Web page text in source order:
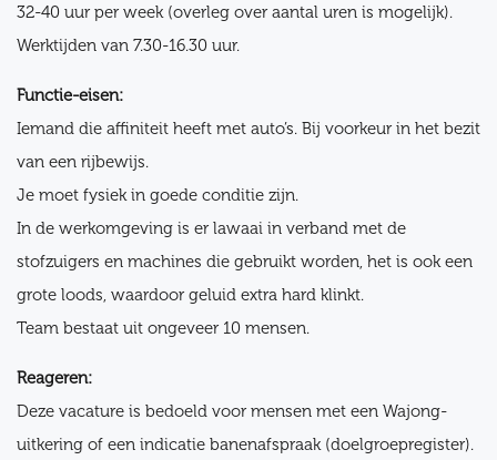
32-40 uur per week (overleg over aantal uren is mogelijk).
Werktijden van 7.30-16.30 uur.
Functie-eisen:
Iemand die affiniteit heeft met auto’s. Bij voorkeur in het bezit
van een rijbewijs.
Je moet fysiek in goede conditie zijn.
In de werkomgeving is er lawaai in verband met de
stofzuigers en machines die gebruikt worden, het is ook een
grote loods, waardoor geluid extra hard klinkt.
Team bestaat uit ongeveer 10 mensen.
Reageren:
Deze vacature is bedoeld voor mensen met een Wajong-
uitkering of een indicatie banenafspraak (doelgroepregister).